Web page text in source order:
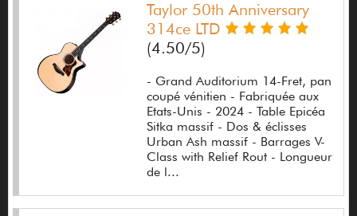
D'addario
D'andrea
Damage Control
Taylor 50th Anniversary
314ce LTD
(4.50/5)
- Grand Auditorium 14-Fret, pan
coupé vénitien - Fabriquée aux
Etats-Unis - 2024 - Table Epicéa
Sitka massif - Dos & éclisses
Urban Ash massif - Barrages V-
Class with Relief Rout - Longueur
de l...